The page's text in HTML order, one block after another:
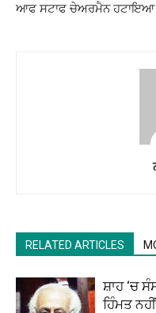
ਆਫ ਸਟਾਫ ਚੇਅਰਮੈਨ ਹਟਾਇਆ
RELATED ARTICLES
ਸ਼ਾਹ ‘ਚ
ਹਿੰਮਤ